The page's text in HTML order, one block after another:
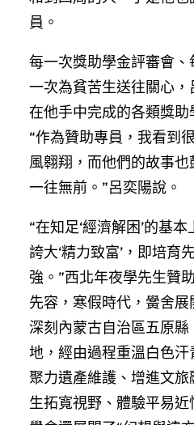
員。
每一次獎助學金評審會
一次為貧苦生送往關心，
在他手中完成的各類獎助
“作為贊助專員，我看到
風翱翔，而他們的故事也
一往無前。”呂奕陽說。
“在知足‘經濟解困’的基
誇大‘精力致富’，即培育
強。”西北年夜學先生贊
先容，寒假時代，黌舍展
深刻內蒙古自治區五原
地，經由過程重溫白色汗
聚力遺產維護、增進文
生拓寬視野、體驗平易